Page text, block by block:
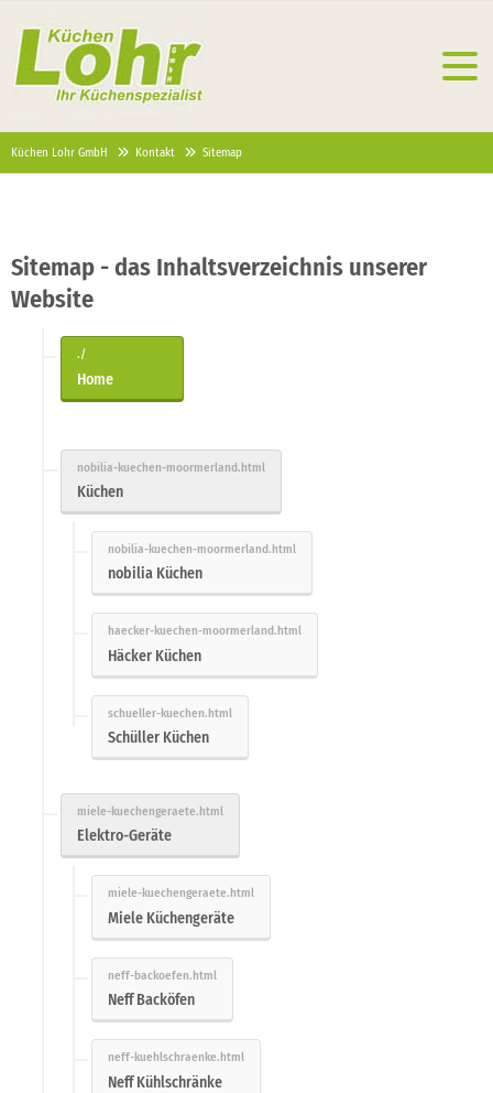
Küchen Lohr GmbH Kontakt Sitemap
Sitemap - das Inhaltsverzeichnis unserer
Website
Home
Küchen
nobilia Küchen
Häcker Küchen
Schüller Küchen
Elektro-Geräte
Miele Küchengeräte
Neff Backöfen
Neff Kühlschränke